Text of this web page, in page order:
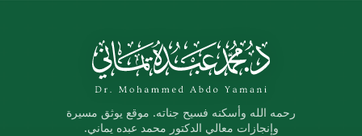
رحمه الله وأسكنه فسيح جناته. موقع يوثق مسيرة
وإنجازات معالي الدكتور محمد عبده يماني.